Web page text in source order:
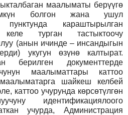
маалыматы берүүгө
болгон жана ушул
караштырылган
турган тастыктоочу
(анын ичинде – инсандыгын
укугун өзүнө калтырат.
берилген документтерде
маалыматтары каттоо
шайкеш келбей
каттоо учурунда көрсөтүлгөн
идентификациялоого
учурда, Администрация